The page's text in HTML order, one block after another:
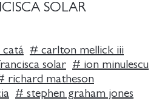
SOLAR
catá # carlton mellick iii
solar # ion minulescu
richard matheson
# stephen graham jones